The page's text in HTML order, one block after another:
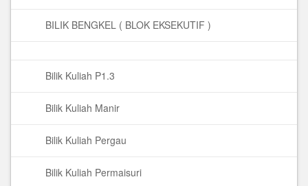
BILIK BENGKEL ( BLOK EKSEKUTIF )
Bilik Kuliah P1.3
Bilik Kuliah Manir
Bilik Kuliah Pergau
Bilik Kuliah Permaisuri